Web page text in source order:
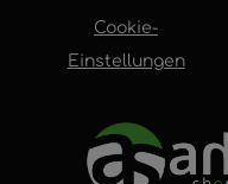
Cookie-
Einstellungen